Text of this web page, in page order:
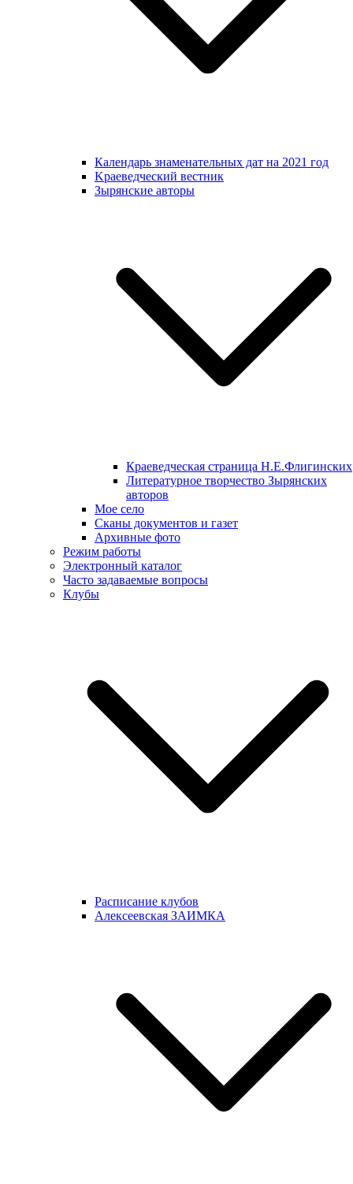
Календарь знаменательных дат на 2021 год
Kраеведческий вестник
Зырянские авторы
Краеведческая страница Н.Е.Флигинских
Литературное творчество Зырянских
авторов
Мое село
Сканы документов и газет
Архивные фото
Режим работы
Электронный каталог
Часто задаваемые вопросы
Клубы
Расписание клубов
Алексеевская ЗАИМКА